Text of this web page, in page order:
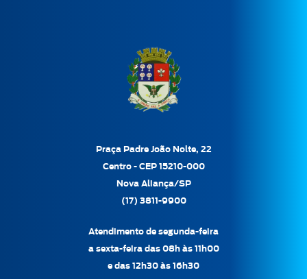
Praça Padre João Nolte, 22
Centro - CEP 15210-000
Nova Aliança/SP
(17) 3811-9900
Atendimento de segunda-feira
a sexta-feira das 08h às 11h00
e das 12h30 às 16h30